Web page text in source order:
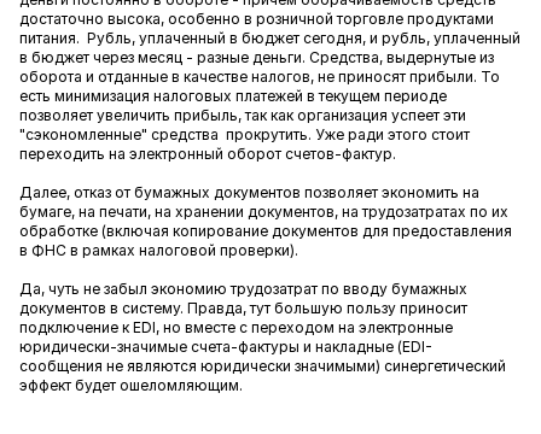
достаточно высока, особенно в розничной торговле продуктами
питания. Рубль, уплаченный в бюджет сегодня, и рубль, уплаченный
в бюджет через месяц - разные деньги. Средства, выдернутые из
оборота и отданные в качестве налогов, не приносят прибыли. То
есть минимизация налоговых платежей в текущем периоде
позволяет увеличить прибыль, так как организация успеет эти
"сэкономленные" средства прокрутить. Уже ради этого стоит
переходить на электронный оборот счетов-фактур.
Далее, отказ от бумажных документов позволяет экономить на
бумаге, на печати, на хранении документов, на трудозатратах по их
обработке (включая копирование документов для предоставления
в ФНС в рамках налоговой проверки).
Да, чуть не забыл экономию трудозатрат по вводу бумажных
документов в систему. Правда, тут большую пользу приносит
подключение к EDI, но вместе с переходом на электронные
юридически-значимые счета-фактуры и накладные (EDI-
сообщения не являются юридически значимыми) синергетический
эффект будет ошеломляющим.